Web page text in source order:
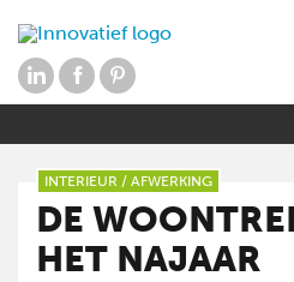
INTERIEUR / AFWERKING
DE
HET NAJAAR